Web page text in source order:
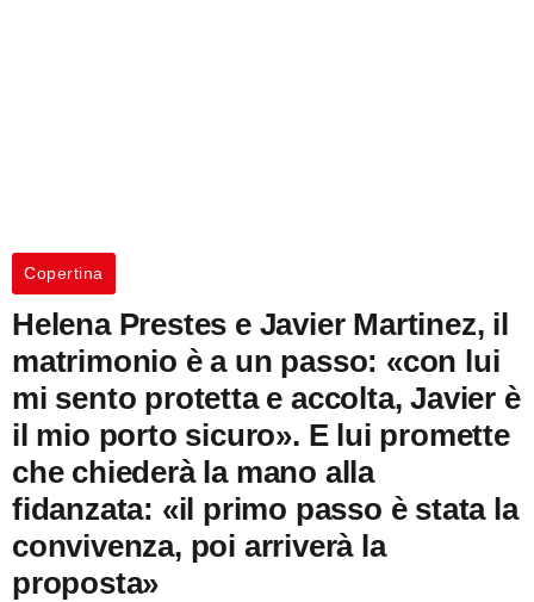
Copertina
Helena Prestes e Javier Martinez, il
matrimonio è a un passo: «con lui
mi sento protetta e accolta, Javier è
il mio porto sicuro». E lui promette
che chiederà la mano alla
fidanzata: «il primo passo è stata la
convivenza, poi arriverà la
proposta»